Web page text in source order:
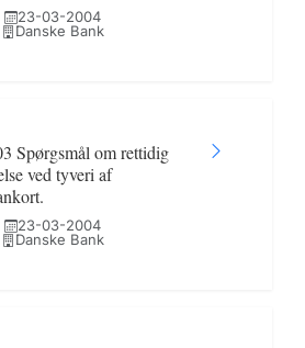
23-03-2004
Danske Bank
Spørgsmål om rettidig
ved tyveri af
23-03-2004
Danske Bank